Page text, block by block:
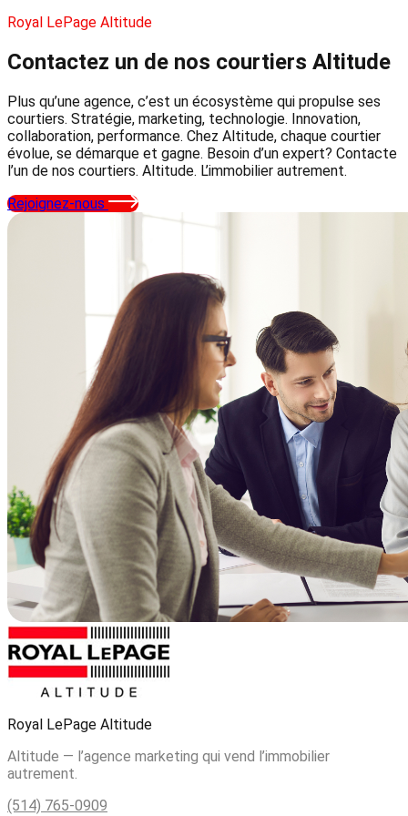
Royal LePage Altitude
Contactez un de nos courtiers Altitude
Plus qu’une agence, c’est un écosystème qui propulse ses
courtiers. Stratégie, marketing, technologie. Innovation,
collaboration, performance. Chez Altitude, chaque courtier
évolue, se démarque et gagne. Besoin d’un expert? Contacte
l’un de nos courtiers. Altitude. L’immobilier autrement.
Rejoignez-nous
Royal LePage Altitude
Altitude — l’agence marketing qui vend l’immobilier
autrement.
(514) 765-0909